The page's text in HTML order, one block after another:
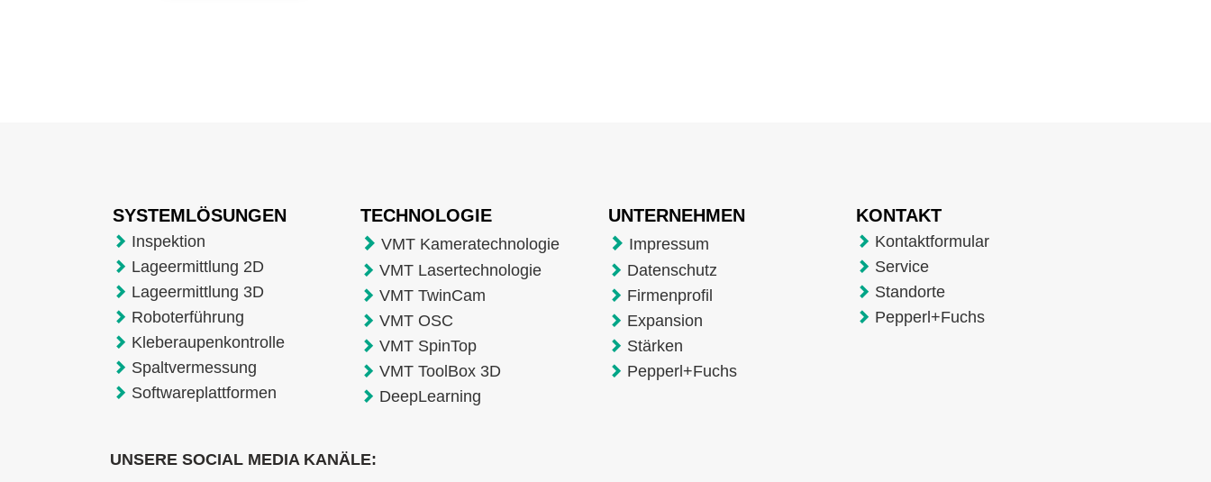
SYSTEMLÖSUNGEN
Inspektion
Lageermittlung 2D
Lageermittlung 3D
Roboterführung
Kleberaupenkontrolle
Spaltvermessung
Softwareplattformen
TECHNOLOGIE
VMT Kameratechnologie
VMT Lasertechnologie
VMT TwinCam
VMT OSC
VMT SpinTop
VMT ToolBox 3D
DeepLearning
UNTERNEHMEN
Impressum
Datenschutz
Firmenprofil
Expansion
Stärken
Pepperl+Fuchs
KONTAKT
Kontaktformular
Service
Standorte
Pepperl+Fuchs
UNSERE SOCIAL MEDIA KANÄLE: